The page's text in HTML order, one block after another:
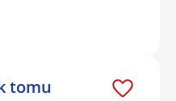
tomu